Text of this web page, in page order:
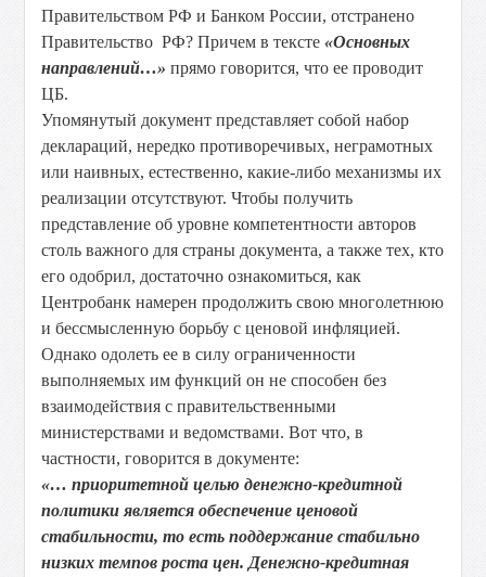
Правительством РФ и Банком России, отстранено
Правительство РФ? Причем в тексте«Основных
направлений…» прямо говорится, что ее проводит
ЦБ.
Упомянутый документ представляет собой набор
деклараций, нередко противоречивых, неграмотных
или наивных, естественно, какие-либо механизмы их
реализации отсутствуют. Чтобы получить
представление об уровне компетентности авторов
столь важного для страны документа, а также тех, кто
его одобрил, достаточно ознакомиться, как
Центробанк намерен продолжить свою многолетнюю
и бессмысленную борьбу с ценовой инфляцией.
Однако одолеть ее в силу ограниченности
выполняемых им функций он не способен без
взаимодействия с правительственными
министерствами и ведомствами. Вот что, в
частности, говорится в документе:
«… приоритетной целью денежно-кредитной
политики является обеспечение ценовой
стабильности, то есть поддержание стабильно
низких темпов роста цен. Денежно-кредитная